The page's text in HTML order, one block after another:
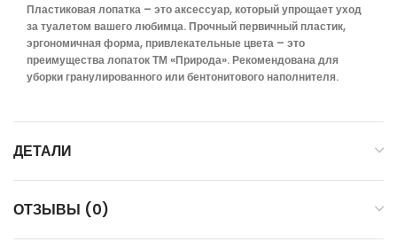
Пластиковая лопатка – это аксессуар, который упрощает уход
за туалетом вашего любимца. Прочный первичный пластик,
эргономичная форма, привлекательные цвета – это
преимущества лопаток ТМ «Природа». Рекомендована для
уборки гранулированного или бентонитового наполнителя.
ДЕТАЛИ
ОТЗЫВЫ (0)